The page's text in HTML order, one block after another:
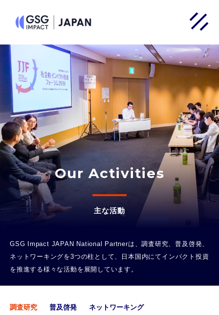
Our Activities
主な活動
GSG Impact JAPAN National Partnerは、調査研究、普及啓発、
ネットワーキングを3つの柱として、日本国内にてインパクト投資
を推進する様々な活動を展開しています。
調査研究 普及啓発 ネットワーキング